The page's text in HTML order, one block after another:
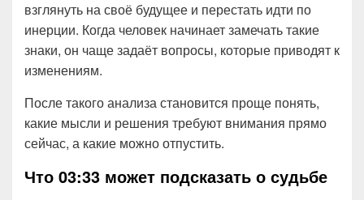
взглянуть на своё будущее и перестать идти по
инерции. Когда человек начинает замечать такие
знаки, он чаще задаёт вопросы, которые приводят к
изменениям.
После такого анализа становится проще понять,
какие мысли и решения требуют внимания прямо
сейчас, а какие можно отпустить.
Что 03:33 может подсказать о судьбе